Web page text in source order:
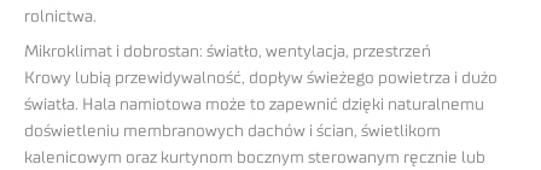
rolnictwa.
Mikroklimat i dobrostan: światło, wentylacja, przestrzeń
Krowy lubią przewidywalność, dopływ świeżego powietrza i dużo
światła. Hala namiotowa może to zapewnić dzięki naturalnemu
doświetleniu membranowych dachów i ścian, świetlikom
kalenicowym oraz kurtynom bocznym sterowanym ręcznie lub